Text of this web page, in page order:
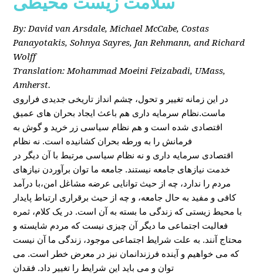
By: David van Arsdale, Michael McCabe, Costas
Panayotakis, Sohnya Sayres, Jan Rehmann, and Richard
Wolff
Translation: Mohammad Moeini Feizabadi, UMass,
Amherst.
در این زمانه تغییر و تحول، چشم انداز تاریخی جدیدی فراروی
ماست.نظام سرمایه داری هم باعث ایجاد بحران های عمیق
اقتصادی شده است و هم نظام سیاسی زر خرید و گوش به
فرمانش را به ورطه بحران کشانیده است. نه نظام
اقتصادی سرمایه داری و نه نظام سیاسی مرتبط با آن دیگر در
خدمت نیازهای جامعه نیستند. جامعه ما توان برآوردن نیازهای
مردم را ندارد، چه از حیث توانایی عرضه مشاغل امن،با درآمد
کافی و مفید به حال جامعه، و چه از حیث برقراری ارتباط پایدار
با محیط زیستی که زندگی ما بسته به آن است. در یک کلام، ثمره
فعالیت اجتماعی ما دیگر آن چیزی نیست که مردم شایسته و
محتاج آنند. به علت شرایط اجتماعی موجود، زندگی ما آن نیست
که می خواهیم و آینده فرزندانمان نیز در معرض خطر است. می
توان و می باید این شرایط را تغییر داد. فقدان